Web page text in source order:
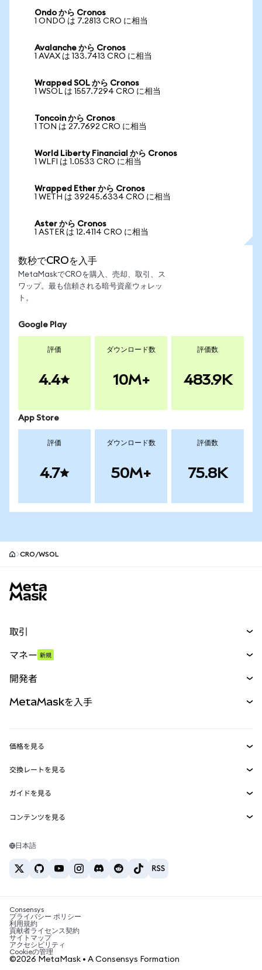
Ondo から Cronos
1 ONDO は 7.2813 CRO に相当
Avalanche から Cronos
1 AVAX は 133.7413 CRO に相当
Wrapped SOL から Cronos
1 WSOL は 1557.7294 CRO に相当
Toncoin から Cronos
1 TON は 27.7692 CRO に相当
World Liberty Financial から Cronos
1 WLFI は 1.0533 CRO に相当
Wrapped Ether から Cronos
1 WETH は 39245.6334 CRO に相当
Aster から Cronos
1 ASTER は 12.4114 CRO に相当
数秒でCROを入手
MetaMaskでCROを購入、売却、取引、ス
ワップ。最も信頼される暗号資産ウォレッ
ト。
Google Play
評価
4.4
ダウンロード数
10M+
評価数
483.9K
App Store
評価
4.7
ダウンロード数
50M+
評価数
75.8K
CRO/WSOL
取引
パーペチュアル
RWA
マネー 新規
開発者
MetaMask Connect
Snaps
Web3サービス
MetaMaskを入手
セキュリティ
サポート
キャリア
お問い合わせ
価格を見る
イーサリアムの価格
Solanaの価格
Tetherの価格
交換レートを見る
ETH→USD
USDT→INR
BTC→INR
ETH→USDT
ガイドを見る
ETHの購入
USDTの購入
SHIBの購入
BNBの購入
コンテンツを見る
Solanaウォレット
税制関連ニュース
暗号資産の購入方法は？
ビットコインを売るには？
日本語
Consensys
プライバシー ポリシー
利用規約
貢献者ライセンス契約
サイトマップ
アクセシビリティ
Cookieの管理
©2026 MetaMask • A Consensys Formation